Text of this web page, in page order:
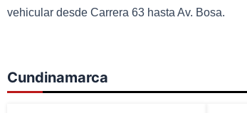
vehicular desde Carrera 63 hasta Av. Bosa.
Cundinamarca
Cundinamarca